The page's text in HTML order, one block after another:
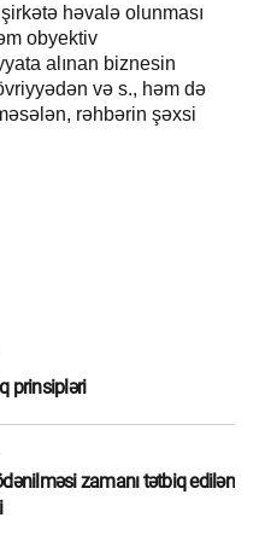
həvalə olunması
obyektiv
alınan biznesin
və s., həm də
rəhbərin şəxsi
prinsipləri
zamanı tətbiq edilən